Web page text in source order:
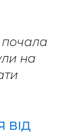
на
ВІД